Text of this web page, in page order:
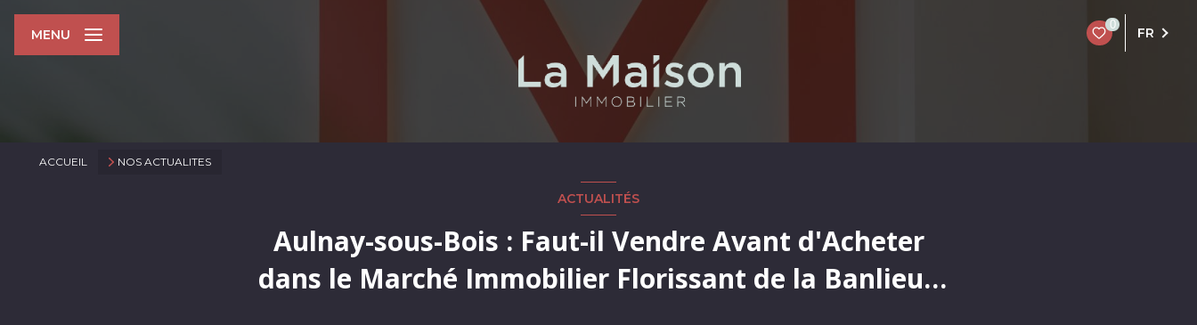
0
FR
MENU
ACCUEIL NOS ACTUALITES
ACTUALITÉS
Aulnay-sous-Bois : Faut-il Vendre Avant d'Acheter
dans le Marché Immobilier Florissant de la Banlieue